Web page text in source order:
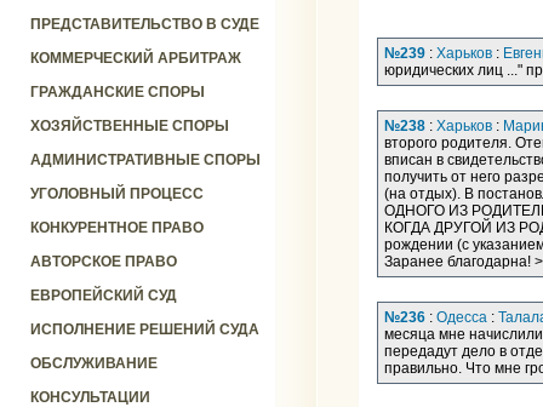
ПРЕДСТАВИТЕЛЬСТВО В СУДЕ
КОММЕРЧЕСКИЙ АРБИТРАЖ
ГРАЖДАНСКИЕ СПОРЫ
ХОЗЯЙСТВЕННЫЕ СПОРЫ
АДМИНИСТРАТИВНЫЕ СПОРЫ
УГОЛОВНЫЙ ПРОЦЕСС
КОНКУРЕНТНОЕ ПРАВО
АВТОРСКОЕ ПРАВО
ЕВРОПЕЙСКИЙ СУД
ИСПОЛНЕНИЕ РЕШЕНИЙ СУДА
ОБСЛУЖИВАНИЕ
КОНСУЛЬТАЦИИ
№239 : Харьков :
юридических лиц ..."
№238 : Харьков :
второго родителя.
вписан в
получить от него
(на отдых). В
ОДНОГО ИЗ
КОГДА ДРУГОЙ ИЗ
рождении (с
Заранее благодарна!
№236 : Одесса :
месяца мне
передадут дело в
правильно. Что мне